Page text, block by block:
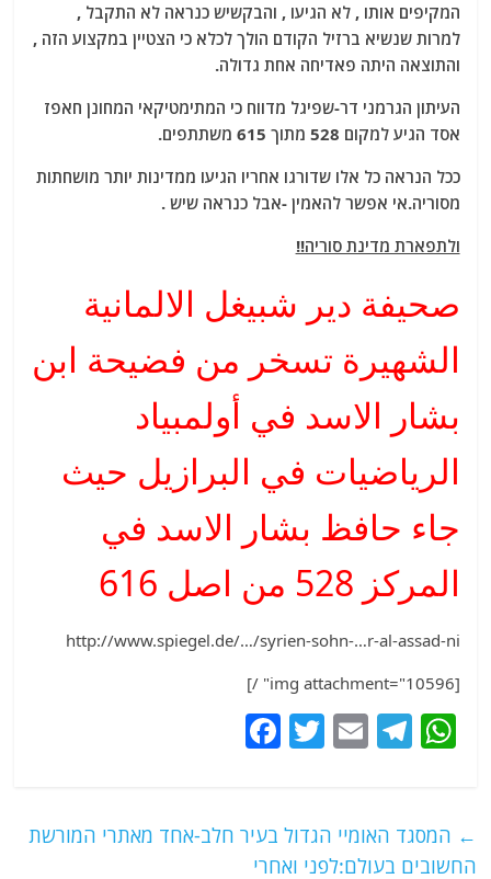
המקיפים אותו , לא הגיעו , והבקשיש כנראה לא התקבל ,
למרות שנשיא ברזיל הקודם הולך לכלא כי הצטיין במקצוע הזה ,
והתוצאה היתה פאדיחה אחת גדולה.
העיתון הגרמני דר-שפיגל מדווח כי המתימטיקאי המחונן חאפז
אסד הגיע למקום 528 מתוך 615 משתתפים.
ככל הנראה כל אלו שדורגו אחריו הגיעו ממדינות יותר מושחתות
מסוריה.אי אפשר להאמין -אבל כנראה שיש .
ולתפארת מדינת סוריה!!
صحيفة دير شبيغل الالمانية
الشهيرة تسخر من فضيحة ابن
بشار الاسد في أولمبياد
الرياضيات في البرازيل حيث
جاء حافظ بشار الاسد في
المركز 528 من اصل 616
http://www.spiegel.de/…/syrien-sohn-…r-al-assad-ni
[img attachment="10596" /]
W
s
T
g
E
l
T
er
e ← המסגד האומיי הגדול בעיר חלב-אחד מאתרי המורשת
החשובים בעולם:לפני ואחרי